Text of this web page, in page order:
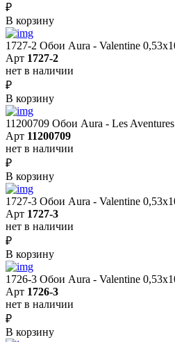
₽
В корзину
1727-2 Обои Aura - Valentine
Арт 1727-2
нет в наличии
₽
В корзину
11200709 Обои Aura - Les
Арт 11200709
нет в наличии
₽
В корзину
1727-3 Обои Aura - Valentine
Арт 1727-3
нет в наличии
₽
В корзину
1726-3 Обои Aura - Valentine
Арт 1726-3
нет в наличии
₽
В корзину